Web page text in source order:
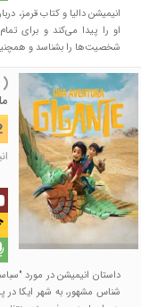
انیمیشن دالیا و کتاب قرمز،
او را پیدا می‌کند و برای
شخصیت‌ها را بشناسد و
)
شناس مشهور، به شهر ایکا در